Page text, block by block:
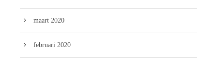
maart 2020
februari 2020